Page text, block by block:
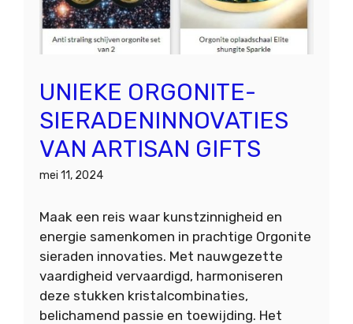
UNIEKE ORGONITE-
SIERADENINNOVATIES
VAN ARTISAN GIFTS
mei 11, 2024
Maak een reis waar kunstzinnigheid en
energie samenkomen in prachtige Orgonite
sieraden innovaties. Met nauwgezette
vaardigheid vervaardigd, harmoniseren
deze stukken kristalcombinaties,
belichamend passie en toewijding. Het